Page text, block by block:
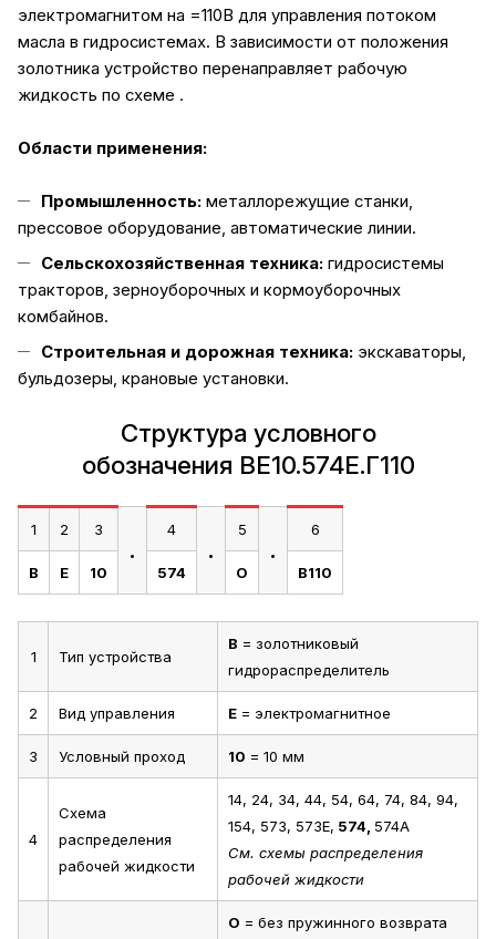
электромагнитом на =110В для управления потоком
масла в гидросистемах. В зависимости от положения
золотника устройство перенаправляет рабочую
жидкость по схеме .
Области применения:
Промышленность: металлорежущие станки,
прессовое оборудование, автоматические линии.
Сельскохозяйственная техника: гидросистемы
тракторов, зерноуборочных и кормоуборочных
комбайнов.
Строительная и дорожная техника: экскаваторы,
бульдозеры, крановые установки.
Структура условного
обозначения ВЕ10.574Е.Г110
1 2 3 . 4 . 5 . 6
В Е 10 574 О В110
1 Тип устройства
В = золотниковый
гидрораспределитель
2 Вид управления Е = электромагнитное
3 Условный проход 10 = 10 мм
4
Схема
распределения
рабочей жидкости
14, 24, 34, 44, 54, 64, 74, 84, 94,
154, 573, 573Е, 574, 574А
См. схемы распределения
рабочей жидкости
О = без пружинного возврата